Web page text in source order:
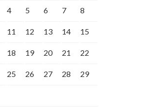
4 5 6 7 8
11 12 13 14 15
18 19 20 21 22
25 26 27 28 29